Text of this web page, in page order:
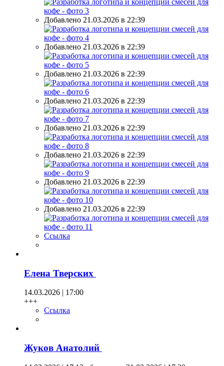
Добавлено 21.03.2026 в 22:39
Добавлено 21.03.2026 в 22:39
Добавлено 21.03.2026 в 22:39
Добавлено 21.03.2026 в 22:39
Добавлено 21.03.2026 в 22:39
Добавлено 21.03.2026 в 22:39
Добавлено 21.03.2026 в 22:39
Добавлено 21.03.2026 в 22:39
Ссылка
Елена Тверских
14.03.2026 | 17:00
+++
Ссылка
Жуков Анатолий